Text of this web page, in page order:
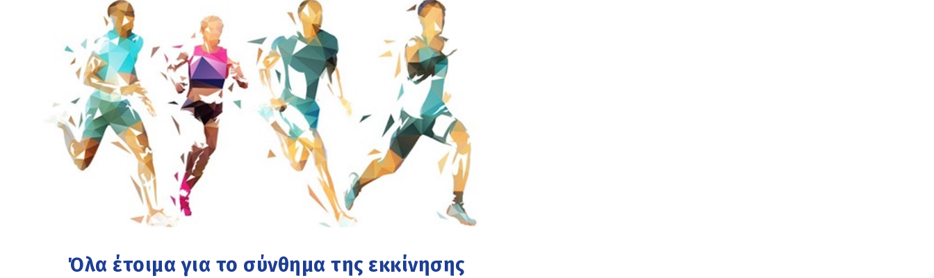
Όλα έτοιμα για το σύνθημα της εκκίνησης